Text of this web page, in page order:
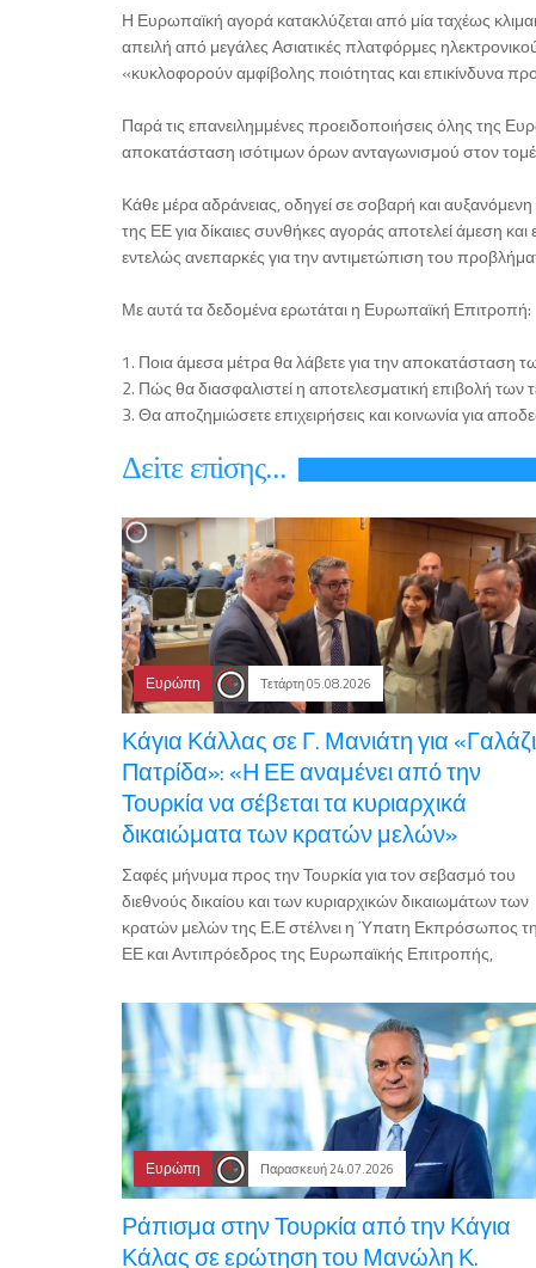
Η Ευρωπαϊκή αγορά κατακλύζεται από μία ταχέως
απειλή από μεγάλες Ασιατικές πλατφόρμες
«κυκλοφορούν αμφίβολης ποιότητας και επικίνδυνα
Παρά τις επανειλημμένες προειδοποιήσεις όλης της
αποκατάσταση ισότιμων όρων ανταγωνισμού στον
Κάθε μέρα αδράνειας, οδηγεί σε σοβαρή και
της ΕΕ για δίκαιες συνθήκες αγοράς αποτελεί άμεση
εντελώς ανεπαρκές για την αντιμετώπιση του
Με αυτά τα δεδομένα ερωτάται η Ευρωπαϊκή Επιτροπή:
1. Ποια άμεσα μέτρα θα λάβετε για την αποκατάσταση
2. Πώς θα διασφαλιστεί η αποτελεσματική επιβολή
3. Θα αποζημιώσετε επιχειρήσεις και κοινωνία για
Δεiτε επiσης...
Ευρώπη Τετάρτη 05.08.2026
Κάγια Κάλλας σε Γ. Μανιάτη για
Πατρίδα»: «Η ΕΕ αναμένει από την
Τουρκία να σέβεται τα κυριαρχικά
δικαιώματα των κρατών μελών»
Σαφές μήνυμα προς την Τουρκία για τον σεβασμό του
διεθνούς δικαίου και των κυριαρχικών δικαιωμάτων των
κρατών μελών της Ε.Ε στέλνει η Ύπατη Εκπρόσωπος
ΕΕ και Αντιπρόεδρος της Ευρωπαϊκής Επιτροπής,
Ευρώπη Παρασκευή 24.07.2026
Ράπισμα στην Τουρκία από την Κάγια
Κάλας σε ερώτηση του Μανώλη Κ.